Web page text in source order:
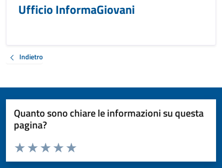
Ufficio InformaGiovani
Indietro
Quanto sono chiare le informazioni su questa
pagina?
Valuta da 1 a 5 stelle la pagina
Valuta 5 stelle su 5
Valuta 4 stelle su 5
Valuta 3 stelle su 5
Valuta 2 stelle su 5
Valuta 1 stelle su 5